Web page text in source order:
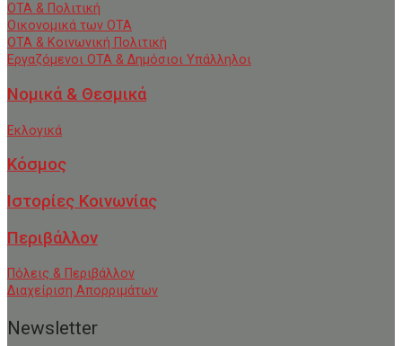
ΟΤΑ & Πολιτική
Οικονομικά των ΟΤΑ
ΟΤΑ & Κοινωνική Πολιτική
Εργαζόμενοι ΟΤΑ & Δημόσιοι Υπάλληλοι
Νομικά & Θεσμικά
Εκλογικά
Κόσμος
Ιστορίες Κοινωνίας
Περιβάλλον
Πόλεις & Περιβάλλον
Διαχείριση Απορριμάτων
Newsletter